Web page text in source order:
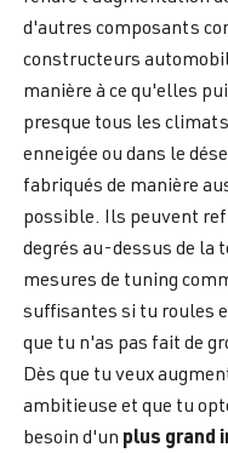
d'autres composants
constructeurs
manière à ce qu'elles
presque tous les
enneigée ou dans le
fabriqués de manière
possible. Ils peuvent
degrés au-dessus de la
mesures de tuning
suffisantes si tu roules
que tu n'as pas fait de
Dès que tu veux
ambitieuse et que tu
besoin d'un plus grand